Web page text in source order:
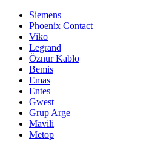
Siemens
Phoenix Contact
Viko
Legrand
Öznur Kablo
Bemis
Emas
Entes
Gwest
Grup Arge
Mavili
Metop